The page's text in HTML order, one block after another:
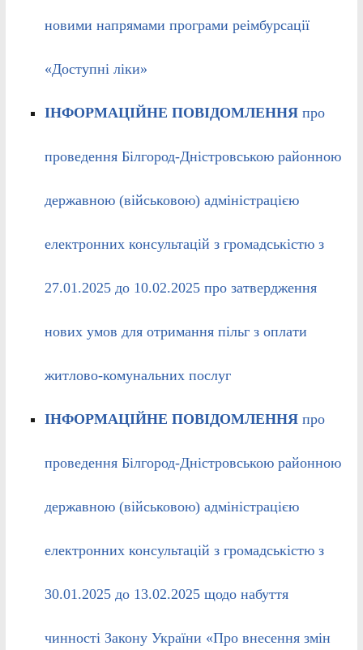
новими напрямами програми реімбурсації
«Доступні ліки»
ІНФОРМАЦІЙНЕ ПОВІДОМЛЕННЯпро
проведення Білгород-Дністровською районною
державною (військовою) адміністрацією
електронних консультацій з громадськістю з
27.01.2025 до 10.02.2025 про затвердження
нових умов для отримання пільг з оплати
житлово-комунальних послуг
ІНФОРМАЦІЙНЕ ПОВІДОМЛЕННЯпро
проведення Білгород-Дністровською районною
державною (військовою) адміністрацією
електронних консультацій з громадськістю з
30.01.2025 до 13.02.2025 щодо набуття
чинності Закону України «Про внесення змін